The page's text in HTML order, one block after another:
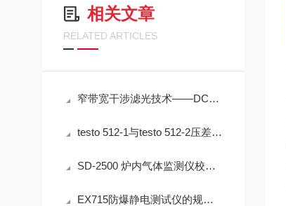
相关文章
RELATED ARTICLES
窄带宽干涉滤光技术——DC1500-UDV高精度脱模剂浓度检测的光学核心
testo 512-1与testo 512-2压差测量仪在通风系统中的应用技术分析
SD-2500 炉内气体监测仪校准方法详解
EX715防爆静电测试仪的规范定期维护保养方法分享